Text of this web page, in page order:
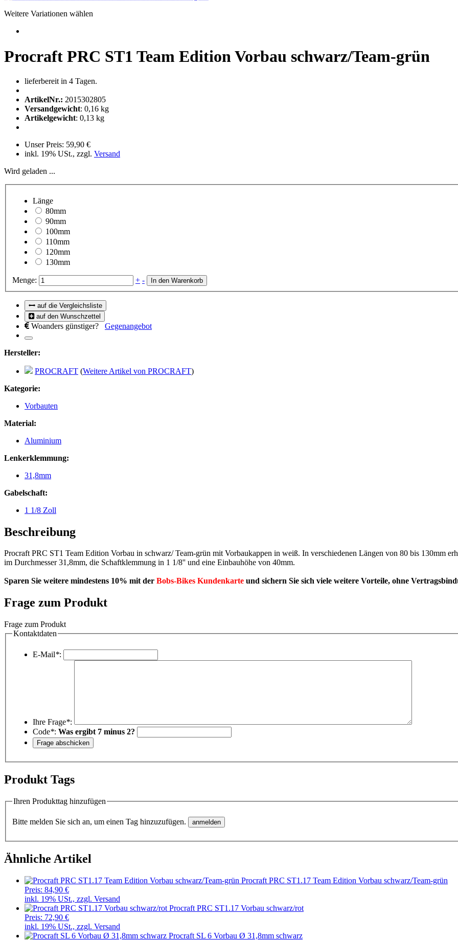
Weitere Variationen wählen
Procraft PRC ST1 Team Edition Vorbau schwarz/Team-grün
lieferbereit in 4 Tagen.
ArtikelNr.: 2015302805
Versandgewicht: 0,16 kg
Artikelgewicht: 0,13 kg
Unser Preis: 59,90 €
inkl. 19% USt., zzgl. Versand
Wird geladen ...
Länge
80mm
90mm
100mm
110mm
120mm
130mm
Menge: + - In den Warenkorb
auf die Vergleichsliste
auf den Wunschzettel
Woanders günstiger? Gegenangebot
Hersteller:
PROCRAFT (Weitere Artikel von PROCRAFT)
Kategorie:
Vorbauten
Material:
Aluminium
Lenkerklemmung:
31,8mm
Gabelschaft:
1 1/8 Zoll
Beschreibung
Procraft PRC ST1 Team Edition Vorbau in schwarz/ Team-grün mit Vorbaukappen in weiß. In verschiedenen Längen von 80 bis 130mm
im Durchmesser 31,8mm, die Schaftklemmung in 1 1/8'' und eine Einbauhöhe von 40mm.
Sparen Sie weitere mindestens 10% mit der Bobs-Bikes Kundenkarte und sichern Sie sich viele weitere Vorteile, ohne
Frage zum Produkt
Frage zum Produkt
Kontaktdaten
E-Mail*:
Ihre Frage*:
Code*: Was ergibt 7 minus 2?
Produkt Tags
Ihren Produkttag hinzufügen
Bitte melden Sie sich an, um einen Tag hinzuzufügen.
Ähnliche Artikel
Procraft PRC ST1.17 Team Edition Vorbau schwarz/Team-grün
Preis: 84,90 €
inkl. 19% USt., zzgl. Versand
Procraft PRC ST1.17 Vorbau schwarz/rot
Preis: 72,90 €
inkl. 19% USt., zzgl. Versand
Procraft SL 6 Vorbau Ø 31,8mm schwarz